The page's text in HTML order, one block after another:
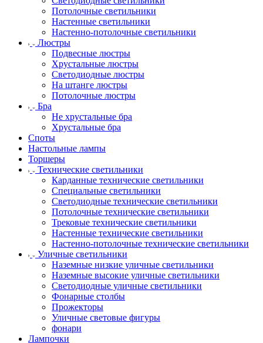
Потолочные светильники
Настенные светильники
Настенно-потолочные светильники
Люстры
Подвесные люстры
Хрустальные люстры
Светодиодные люстры
На штанге люстры
Потолочные люстры
Бра
Не хрустальные бра
Хрустальные бра
Споты
Настольные лампы
Торшеры
Технические светильники
Карданные технические светильники
Специальные светильники
Светодиодные технические светильники
Потолочные технические светильники
Трековые технические светильники
Настенные технические светильники
Настенно-потолочные технические светильники
Уличные светильники
Наземные низкие уличные светильники
Наземные высокие уличные светильники
Светодиодные уличные светильники
Фонарные столбы
Прожекторы
Уличные световые фигуры
фонари
Лампочки